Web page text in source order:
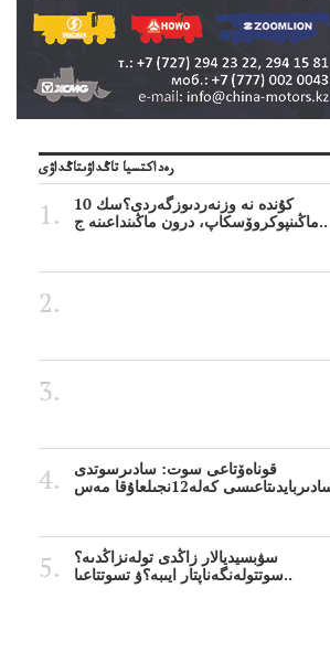
رەداكتسيا تاڭداۋىتاڭداۋى
10 كۇندە نە وزنەردىوزگەردى؟سك
ماڭىنپوكروۆسكاپ، درون ماڭىنداعىنە ج..
قوناەۆتاعى سوت: سادىرسوتدى
سۋبسيديالار زاڭدى تولەنزاڭدىە؟
سوتتولەنگەناپتار ايىبە؟ۋ تسوتتاعىا..